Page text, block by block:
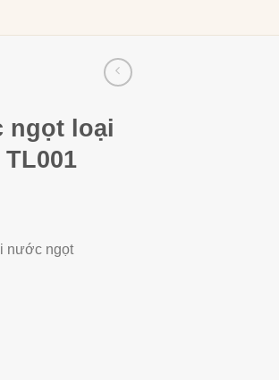
ngọt loại
nước ngọt
6mm mã TL001 số lượng